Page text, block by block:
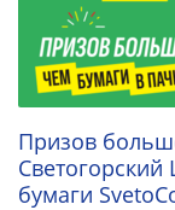
Призов
бумаги